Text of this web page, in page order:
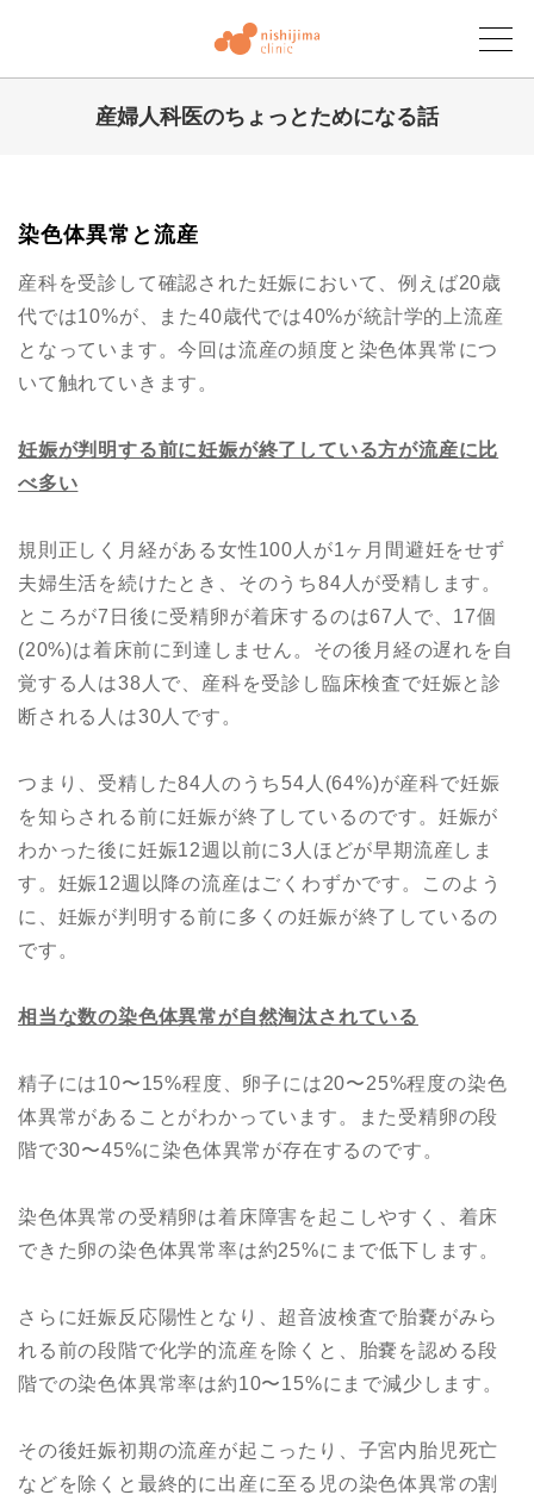
産婦人科医のちょっとためになる話
染色体異常と流産
産科を受診して確認された妊娠において、例えば20歳
代では10%が、また40歳代では40%が統計学的上流産
となっています。今回は流産の頻度と染色体異常につ
いて触れていきます。
妊娠が判明する前に妊娠が終了している方が流産に比
べ多い
規則正しく月経がある女性100人が1ヶ月間避妊をせず
夫婦生活を続けたとき、そのうち84人が受精します。
ところが7日後に受精卵が着床するのは67人で、17個
(20%)は着床前に到達しません。その後月経の遅れを自
覚する人は38人で、産科を受診し臨床検査で妊娠と診
断される人は30人です。
つまり、受精した84人のうち54人(64%)が産科で妊娠
を知らされる前に妊娠が終了しているのです。妊娠が
わかった後に妊娠12週以前に3人ほどが早期流産しま
す。妊娠12週以降の流産はごくわずかです。このよう
に、妊娠が判明する前に多くの妊娠が終了しているの
です。
相当な数の染色体異常が自然淘汰されている
精子には10〜15%程度、卵子には20〜25%程度の染色
体異常があることがわかっています。また受精卵の段
階で30〜45%に染色体異常が存在するのです。
染色体異常の受精卵は着床障害を起こしやすく、着床
できた卵の染色体異常率は約25%にまで低下します。
さらに妊娠反応陽性となり、超音波検査で胎嚢がみら
れる前の段階で化学的流産を除くと、胎嚢を認める段
階での染色体異常率は約10〜15%にまで減少します。
その後妊娠初期の流産が起こったり、子宮内胎児死亡
などを除くと最終的に出産に至る児の染色体異常の割